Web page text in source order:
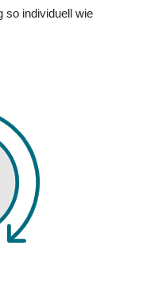
so individuell wie